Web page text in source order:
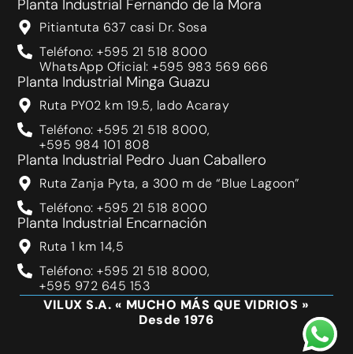
Planta Industrial Fernando de la Mora
Pitiantuta 637 casi Dr. Sosa
Teléfono: +595 21 518 8000
WhatsApp Oficial: +595 983 569 666
Planta Industrial Minga Guazu
Ruta PY02 km 19.5, lado Acaray
Teléfono: +595 21 518 8000,
+595 984 101 808
Planta Industrial Pedro Juan Caballero
Ruta Zanja Pyta, a 300 m de “Blue Lagoon”
Teléfono: +595 21 518 8000
Planta Industrial Encarnación
Ruta 1 km 14,5
Teléfono: +595 21 518 8000,
+595 972 645 153
VILUX S.A. « MUCHO MÁS QUE VIDRIOS »
Desde 1976